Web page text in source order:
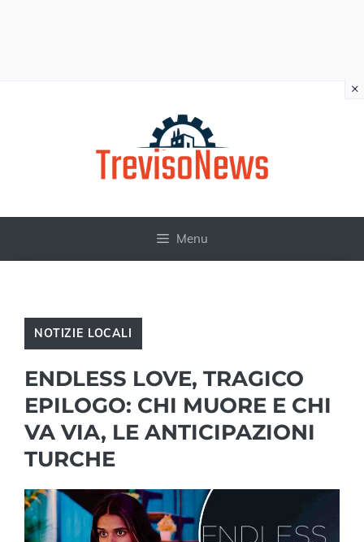
Menu
NOTIZIE LOCALI
ENDLESS LOVE, TRAGICO
EPILOGO: CHI MUORE E CHI
VA VIA, LE ANTICIPAZIONI
TURCHE
×